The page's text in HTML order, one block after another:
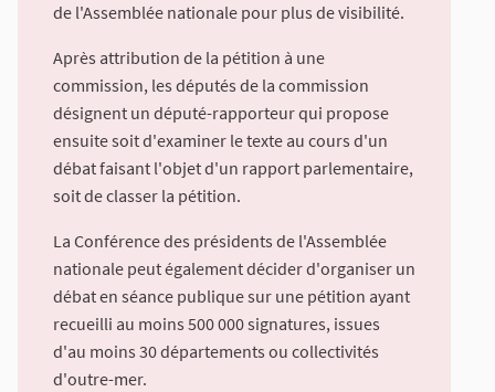
de l'Assemblée nationale pour plus de visibilité.
Après attribution de la pétition à une
commission, les députés de la commission
désignent un député-rapporteur qui propose
ensuite soit d'examiner le texte au cours d'un
débat faisant l'objet d'un rapport parlementaire,
soit de classer la pétition.
La Conférence des présidents de l'Assemblée
nationale peut également décider d'organiser un
débat en séance publique sur une pétition ayant
recueilli au moins 500 000 signatures, issues
d'au moins 30 départements ou collectivités
d'outre-mer.